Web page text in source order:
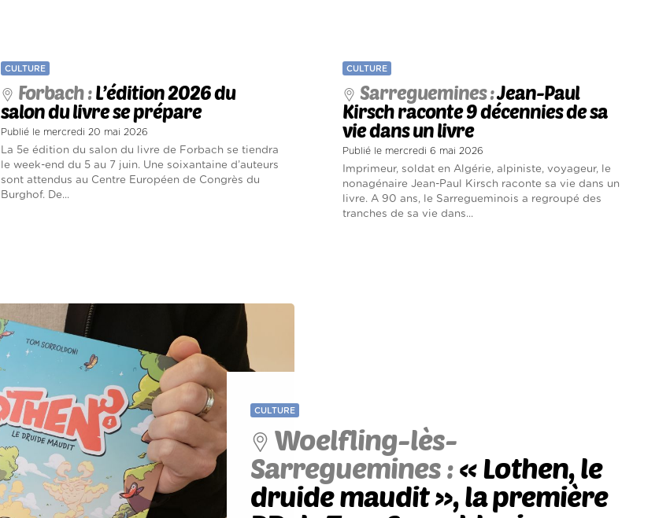
CULTURE
Forbach :L’édition 2026 du
salon du livre se prépare
Publié le mercredi 20 mai 2026
La 5e édition du salon du livre de Forbach se tiendra
le week-end du 5 au 7 juin. Une soixantaine d’auteurs
sont attendus au Centre Européen de Congrès du
Burghof. De...
CULTURE
Sarreguemines :Jean-Paul
Kirsch raconte 9 décennies de sa
vie dans un livre
Publié le mercredi 6 mai 2026
Imprimeur, soldat en Algérie, alpiniste, voyageur, le
nonagénaire Jean-Paul Kirsch raconte sa vie dans un
livre. A 90 ans, le Sarregueminois a regroupé des
tranches de sa vie dans...
CULTURE
Woelfling-lès-
Sarreguemines :« Lothen, le
druide maudit », la première